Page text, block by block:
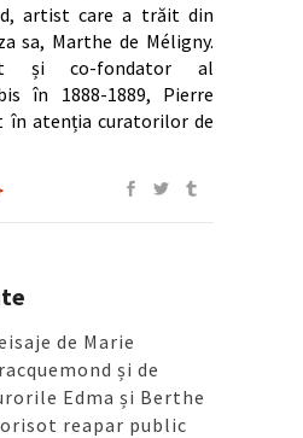
artist care a trăit din
sa, Marthe de Méligny.
și co-fondator al
în 1888-1889, Pierre
în atenția curatorilor de
de Marie
și de
Edma și Berthe
reapar public